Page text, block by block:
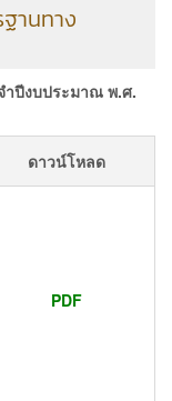
านทาง
ำปีงบประมาณ พ.ศ.
ดาวน์โหลด
PDF